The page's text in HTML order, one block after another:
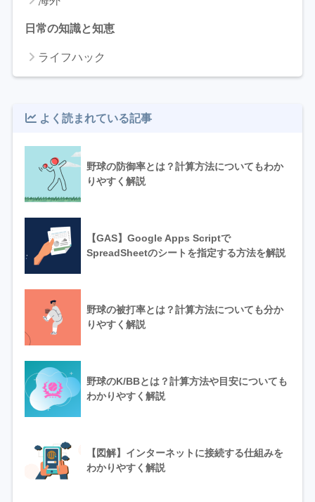
日常の知識と知恵
ライフハック
よく読まれている記事
野球の防御率とは？計算方法についてもわか
りやすく解説
【GAS】Google Apps Scriptで
SpreadSheetのシートを指定する方法を解説
野球の被打率とは？計算方法についても分か
りやすく解説
野球のK/BBとは？計算方法や目安についても
わかりやすく解説
【図解】インターネットに接続する仕組みを
わかりやすく解説